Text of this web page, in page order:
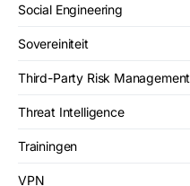
Social Engineering
Sovereiniteit
Third-Party Risk Management
Threat Intelligence
Trainingen
VPN